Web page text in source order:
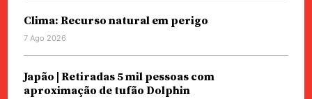
Clima: Recurso natural em perigo
7 Ago 2026
Japão | Retiradas 5 mil pessoas com
aproximação de tufão Dolphin